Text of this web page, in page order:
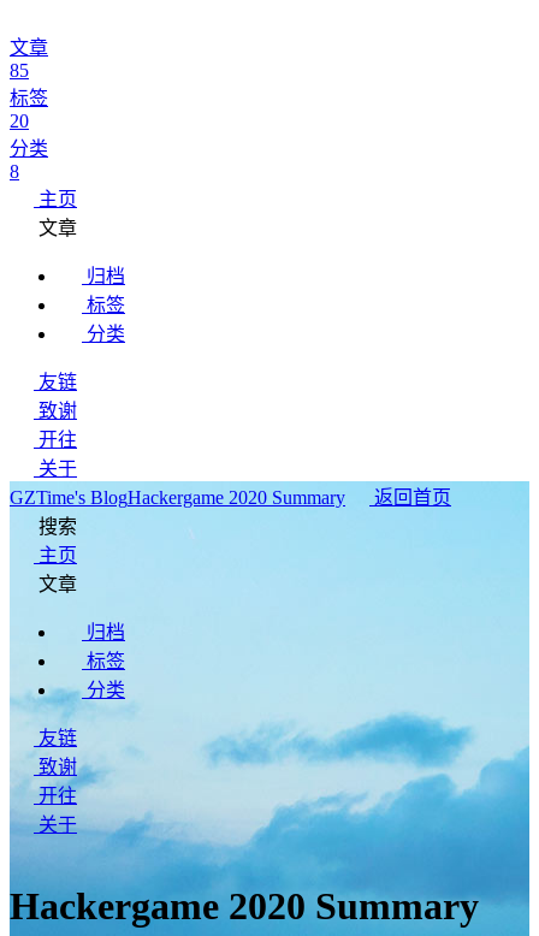
文章
85
标签
20
分类
8
主页
文章
归档
标签
分类
友链
致谢
开往
关于
GZTime's BlogHackergame 2020 Summary
返回首页
搜索
主页
文章
归档
标签
分类
友链
致谢
开往
关于
Hackergame 2020 Summary